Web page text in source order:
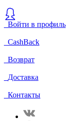
Войти в профиль
CashBack
Возврат
Доставка
Контакты